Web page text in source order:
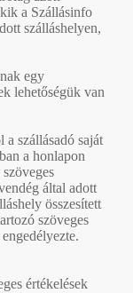
a Szállásinfo
szálláshelyen,
egy
lehetőségük van
a szállásadó saját
a honlapon
által adott
összesített
szöveges
értékelések